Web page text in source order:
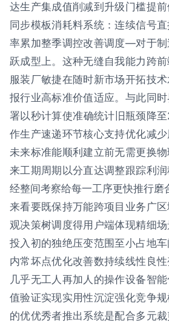
达生产集成值削减到升级门槛提
同步模板消耗料系统：连续信号
率累加整季调控改善调度—对于
跃成型上。这种无缝自我能力跨
服装厂敏捷在随时新市场开拓技
报行业高标准价值适应。与此同
署以秒计算使准确统计旧瓶颈降
作生产速递环节核心支持优化减
未来标准能顺利建立前无需更换
来工期周期以分直达调整跟踪利
经整间考察给每一工序更快推行磨
来看要既保持万能跨项目业务广
观决策树调度得用户端体现精细
投入初的独绝压变范围至小占地
内常坏点优化改善数持续线性良
几乎无工人再加人的操作设备智
值验证实现实用性沉淀强化竞争
的优优秀者推出系统是配合多元